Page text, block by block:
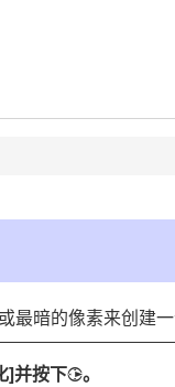
暗的像素来创建一
]并按下2。